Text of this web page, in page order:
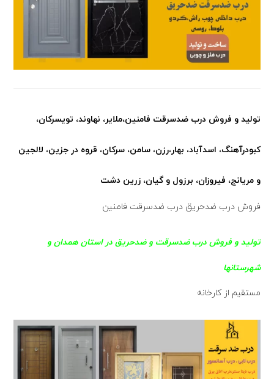
تولید و فروش درب ضدسرقت فامنین،ملایر، نهاوند، تویسرکان،
کبودرآهنگ، اسدآباد، بهار،رزن، سامن، سرکان، قروه در جزین، لالجین
و مریانج، فیروزان، برزول و گیان، زرین دشت
فروش درب ضدحریق درب ضدسرقت فامنین
تولید و فروش درب ضدسرقت و ضدحریق در استان همدان و
شهرستانها
مستقیم از کارخانه